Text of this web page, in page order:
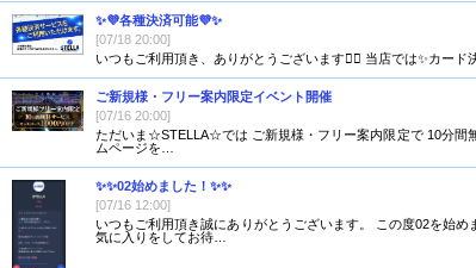
✨💜各種決済可能💜✨
[07/18 20:00]
いつもご利用頂き、ありがとうございます🙇‍♂️ 当店では✨カー
ご新規様・フリー案内限定イベント開催
[07/16 20:00]
ただいま☆STELLA☆では ご新規様・フリー案内限定で 10分間
ムページを…
✨✨02始めました！✨✨
[07/16 12:00]
いつもご利用頂き誠にありがとうございます。 この度02を始
気に入りをしてお待…